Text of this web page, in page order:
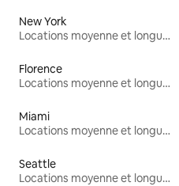
New York
Locations moyenne et longue durée
Florence
Locations moyenne et longue durée
Miami
Locations moyenne et longue durée
Seattle
Locations moyenne et longue durée